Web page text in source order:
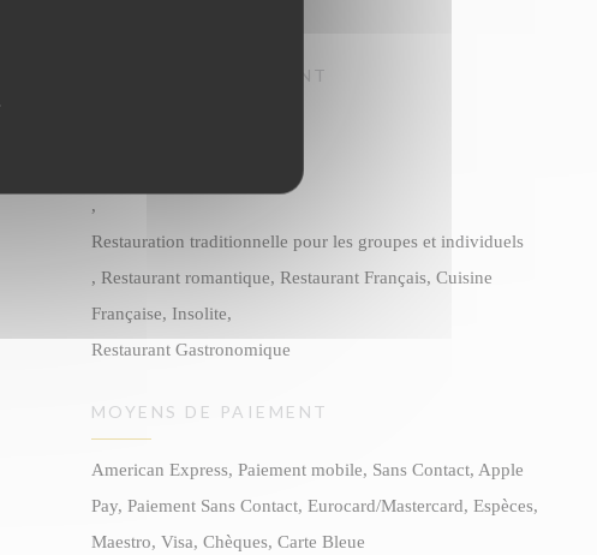
TYPE DE RESTAURANT
,
Restauration traditionnelle pour les groupes et individuels
, Restaurant romantique, Restaurant Français, Cuisine
Française, Insolite,
Restaurant Gastronomique
MOYENS DE PAIEMENT
American Express, Paiement mobile, Sans Contact, Apple
Pay, Paiement Sans Contact, Eurocard/Mastercard, Espèces,
Maestro, Visa, Chèques, Carte Bleue